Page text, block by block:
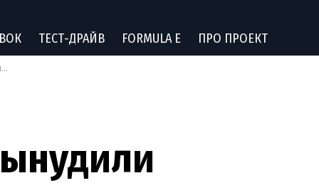
ТЕСТ-ДРАЙВ FORMULA E ПРО ПРОЕКТ